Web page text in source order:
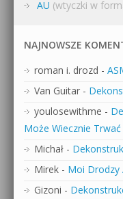
AU (wtyczki w
NAJNOWSZE
roman i. drozd -
Van Guitar -
youlosewithme -
Może Wiecznie Trwać
Michał -
Mirek - Moi Drodzy
Gizoni -